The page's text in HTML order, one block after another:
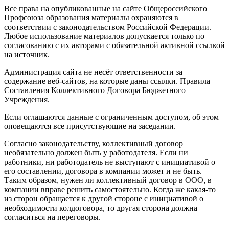
Все права на опубликованные на сайте Общероссийского
Профсоюза образования материалы охраняются в
соответствии с законодательством Российской Федерации.
Любое использование материалов допускается только по
согласованию с их авторами с обязательной активной ссылкой
на источник.
Администрация сайта не несёт ответственности за
содержание веб-сайтов, на которые даны ссылки. Правила
Составления Коллективного Договора Бюджетного
Учреждения.
Если оглашаются данные с ограниченным доступом, об этом
оповещаются все присутствующие на заседании.
Согласно законодательству, коллективный договор
необязательно должен быть у работодателя. Если ни
работники, ни работодатель не выступают с инициативой о
его составлении, договора в компании может и не быть.
Таким образом, нужен ли коллективный договор в ООО, в
компании вправе решить самостоятельно. Когда же какая-то
из сторон обращается к другой стороне с инициативой о
необходимости колдоговора, то другая сторона должна
согласиться на переговоры.